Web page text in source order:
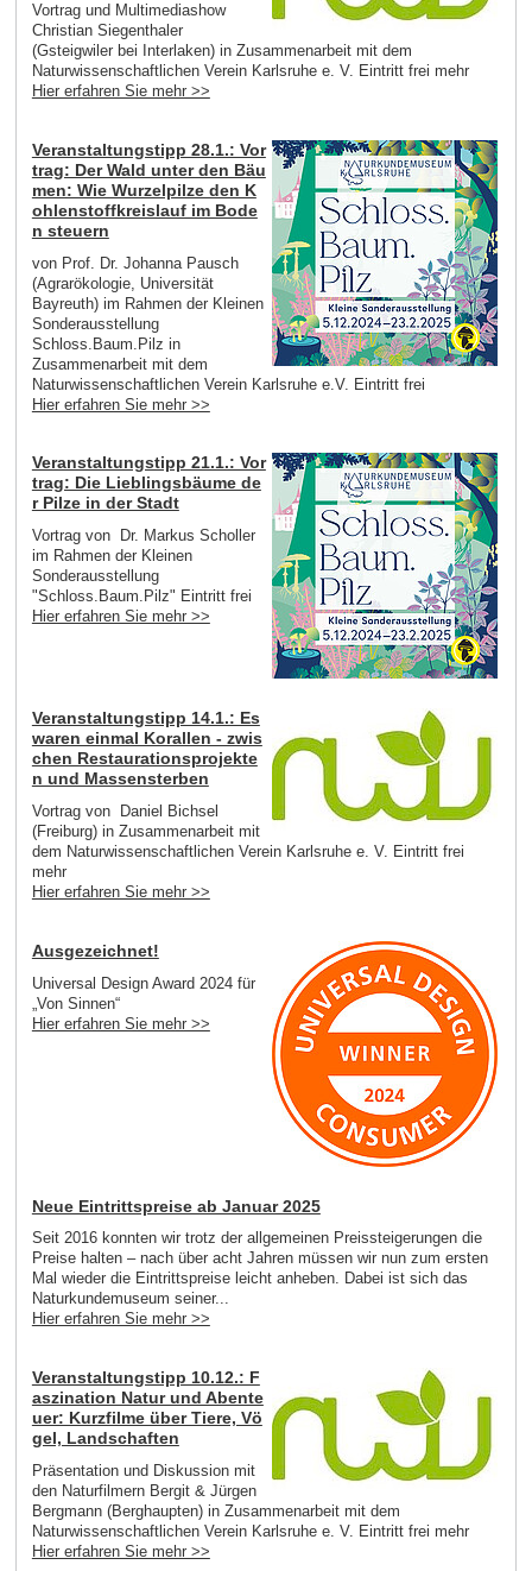
Vortrag und Multimediashow
Christian Siegenthaler
(Gsteigwiler bei Interlaken) in Zusammenarbeit mit dem
Naturwissenschaftlichen Verein Karlsruhe e. V. Eintritt frei mehr
Hier erfahren Sie mehr >>
Veranstaltungstipp 28.1.: Vor
trag: Der Wald unter den Bäu
men: Wie Wurzelpilze den K
ohlenstoffkreislauf im Bode
n steuern
von Prof. Dr. Johanna Pausch
(Agrarökologie, Universität
Bayreuth) im Rahmen der Kleinen
Sonderausstellung
Schloss.Baum.Pilz in
Zusammenarbeit mit dem
Naturwissenschaftlichen Verein Karlsruhe e.V. Eintritt frei
Hier erfahren Sie mehr >>
Veranstaltungstipp 21.1.: Vor
trag: Die Lieblingsbäume de
r Pilze in der Stadt
Vortrag von Dr. Markus Scholler
im Rahmen der Kleinen
Sonderausstellung
"Schloss.Baum.Pilz" Eintritt frei
Hier erfahren Sie mehr >>
Veranstaltungstipp 14.1.: Es
waren einmal Korallen - zwis
chen Restaurationsprojekte
n und Massensterben
Vortrag von Daniel Bichsel
(Freiburg) in Zusammenarbeit mit
dem Naturwissenschaftlichen Verein Karlsruhe e. V. Eintritt frei
mehr
Hier erfahren Sie mehr >>
Ausgezeichnet!
Universal Design Award 2024 für
„Von Sinnen“
Hier erfahren Sie mehr >>
Neue Eintrittspreise ab Januar 2025
Seit 2016 konnten wir trotz der allgemeinen Preissteigerungen die
Preise halten – nach über acht Jahren müssen wir nun zum ersten
Mal wieder die Eintrittspreise leicht anheben. Dabei ist sich das
Naturkundemuseum seiner...
Hier erfahren Sie mehr >>
Veranstaltungstipp 10.12.: F
aszination Natur und Abente
uer: Kurzfilme über Tiere, Vö
gel, Landschaften
Präsentation und Diskussion mit
den Naturfilmern Bergit & Jürgen
Bergmann (Berghaupten) in Zusammenarbeit mit dem
Naturwissenschaftlichen Verein Karlsruhe e. V. Eintritt frei mehr
Hier erfahren Sie mehr >>